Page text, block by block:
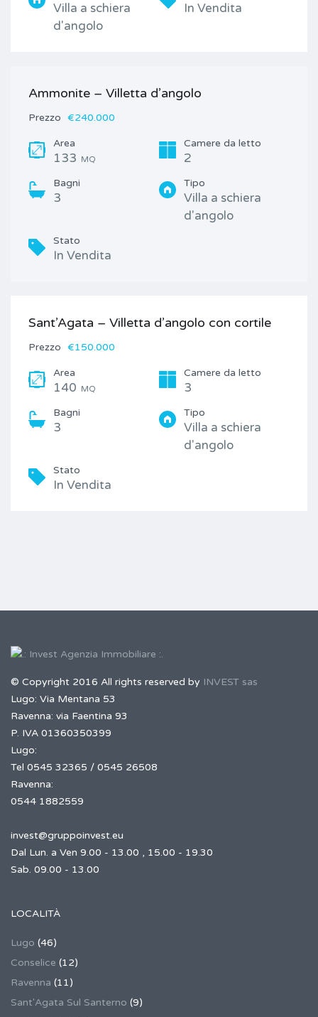
Villa a schiera
d'angolo
In Vendita
Ammonite – Villetta d’angolo
Prezzo €240.000
Area
133 MQ
Camere da letto
2
Bagni
3
Tipo
Villa a schiera
d'angolo
Stato
In Vendita
Sant’Agata – Villetta d’angolo con cortile
Prezzo €150.000
Area
140 MQ
Camere da letto
3
Bagni
3
Tipo
Villa a schiera
d'angolo
Stato
In Vendita
© Copyright 2016 All rights reserved by INVEST sas
Lugo: Via Mentana 53
Ravenna: via Faentina 93
P. IVA 01360350399
Lugo:
Tel 0545 32365 / 0545 26508
Ravenna:
0544 1882559
invest@gruppoinvest.eu
Dal Lun. a Ven 9.00 - 13.00 , 15.00 - 19.30
Sab. 09.00 - 13.00
LOCALITÀ
Lugo (46)
Conselice (12)
Ravenna (11)
Sant'Agata Sul Santerno (9)